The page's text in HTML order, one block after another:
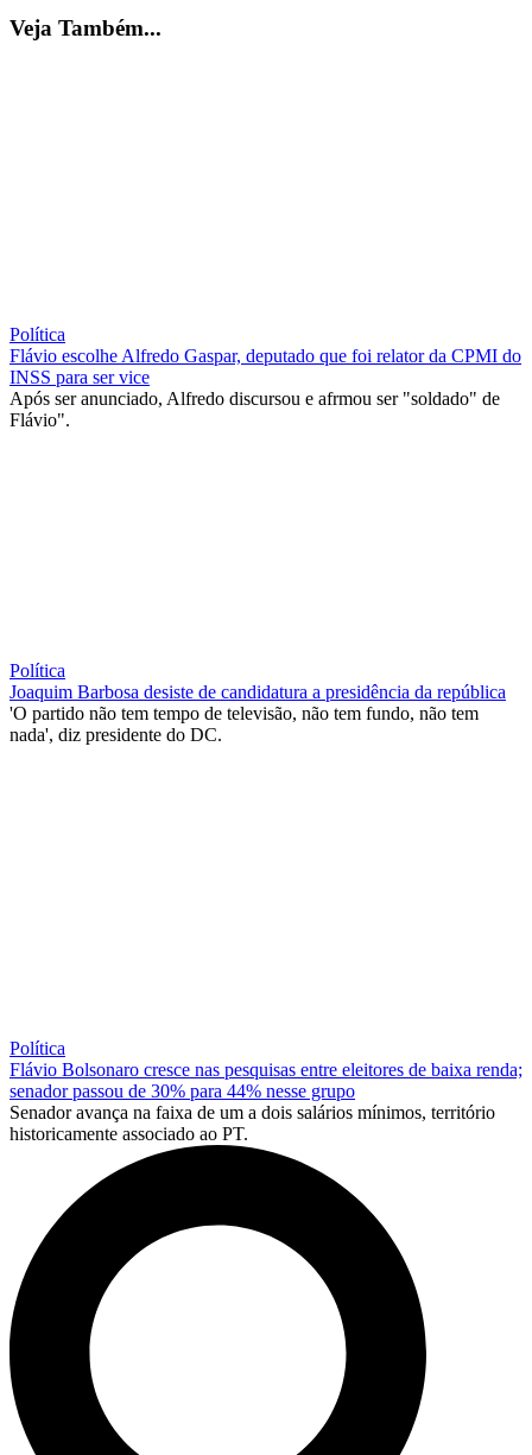
Veja Também...
Política
Flávio escolhe Alfredo Gaspar, deputado que foi relator da CPMI do
INSS para ser vice
Após ser anunciado, Alfredo discursou e afrmou ser "soldado" de
Flávio".
Política
Joaquim Barbosa desiste de candidatura a presidência da república
'O partido não tem tempo de televisão, não tem fundo, não tem
nada', diz presidente do DC.
Política
Flávio Bolsonaro cresce nas pesquisas entre eleitores de baixa renda;
senador passou de 30% para 44% nesse grupo
Senador avança na faixa de um a dois salários mínimos, território
historicamente associado ao PT.